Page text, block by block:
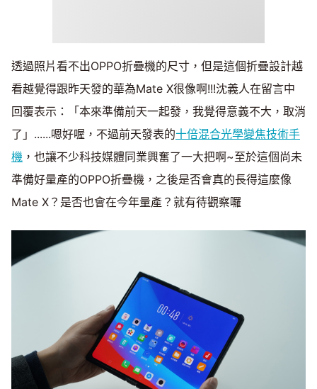
透過照片看不出OPPO折疊機的尺寸，但是這個折疊設計越
看越覺得跟昨天發的華為Mate X很像啊!!!沈義人在留言中
回覆表示：「本來準備前天一起發，我覺得意義不大，取消
了」......嗯好喔，不過前天發表的十倍混合光學變焦技術手
機 ，也讓不少科技媒體同業興奮了一大把啊~至於這個尚未
準備好量產的OPPO折疊機，之後是否會真的長得這麼像
Mate X？是否也會在今年量產？就有待觀察囉